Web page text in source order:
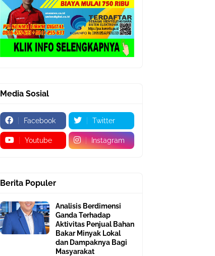
Media Sosial
Facebook Twitter
Youtube Instagram
Berita Populer
Analisis Berdimensi
Ganda Terhadap
Aktivitas Penjual Bahan
Bakar Minyak Lokal
dan Dampaknya Bagi
Masyarakat